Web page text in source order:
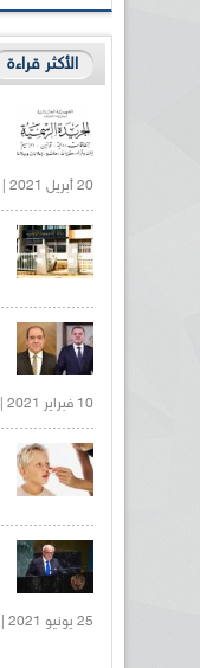
الأكثر قراءة
20 أبريل 2021 |
10 فبراير 2021 |
25 يونيو 2021 |